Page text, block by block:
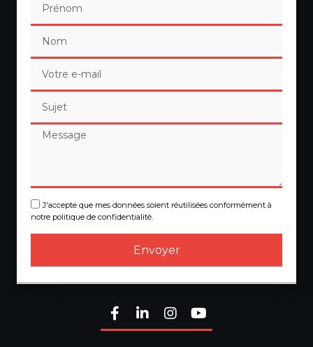
J'accepte que mes données soient réutilisées conformément à
notre politique de confidentialité.
Envoyer